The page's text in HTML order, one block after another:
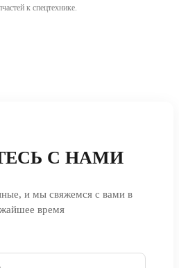
к спецтехнике.
С НАМИ
и мы свяжемся с вами в
время